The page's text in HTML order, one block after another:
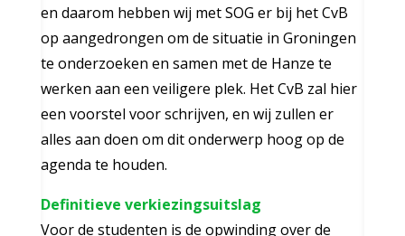
en daarom hebben wij met SOG er bij het CvB
op aangedrongen om de situatie in Groningen
te onderzoeken en samen met de Hanze te
werken aan een veiligere plek. Het CvB zal hier
een voorstel voor schrijven, en wij zullen er
alles aan doen om dit onderwerp hoog op de
agenda te houden.
Definitieve verkiezingsuitslag
Voor de studenten is de opwinding over de